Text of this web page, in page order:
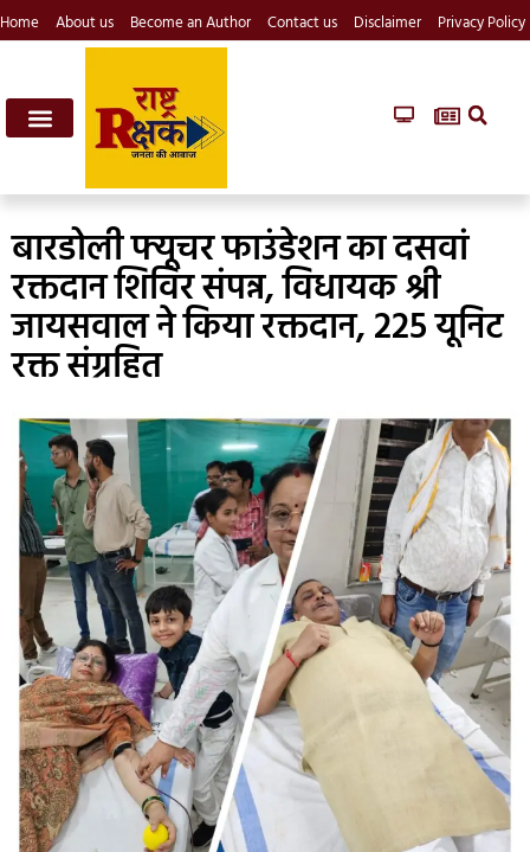
Home About us Become an Author Contact us Disclaimer Privacy Policy
बारडोली फ्यूचर फाउंडेशन का दसवां
रक्तदान शिविर संपन्न, विधायक श्री
जायसवाल ने किया रक्तदान, 225 यूनिट
रक्त संग्रहित